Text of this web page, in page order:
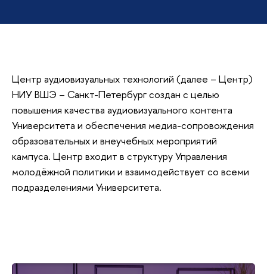
Центр аудиовизуальных технологий (далее – Центр)
НИУ ВШЭ – Санкт-Петербург создан с целью
повышения качества аудиовизуального контента
Университета и обеспечения медиа-сопровождения
образовательных и внеучебных мероприятий
кампуса. Центр входит в структуру Управления
молодёжной политики и взаимодействует со всеми
подразделениями Университета.